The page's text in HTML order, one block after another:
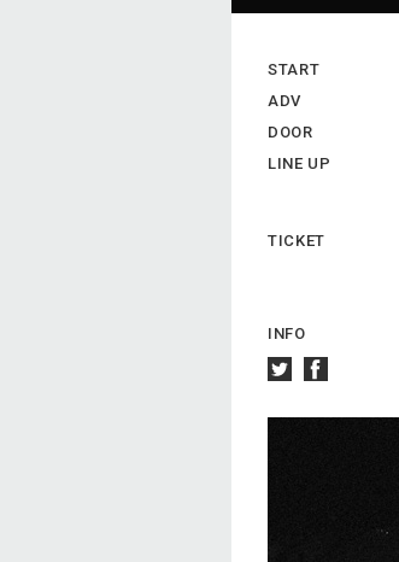
START
ADV
DOOR
LINE UP
TICKET
INFO